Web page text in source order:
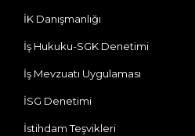
İK Danışmanlığı
İş Hukuku-SGK Denetimi
İş Mevzuatı Uygulaması
İSG Denetimi
İstihdam Teşvikleri